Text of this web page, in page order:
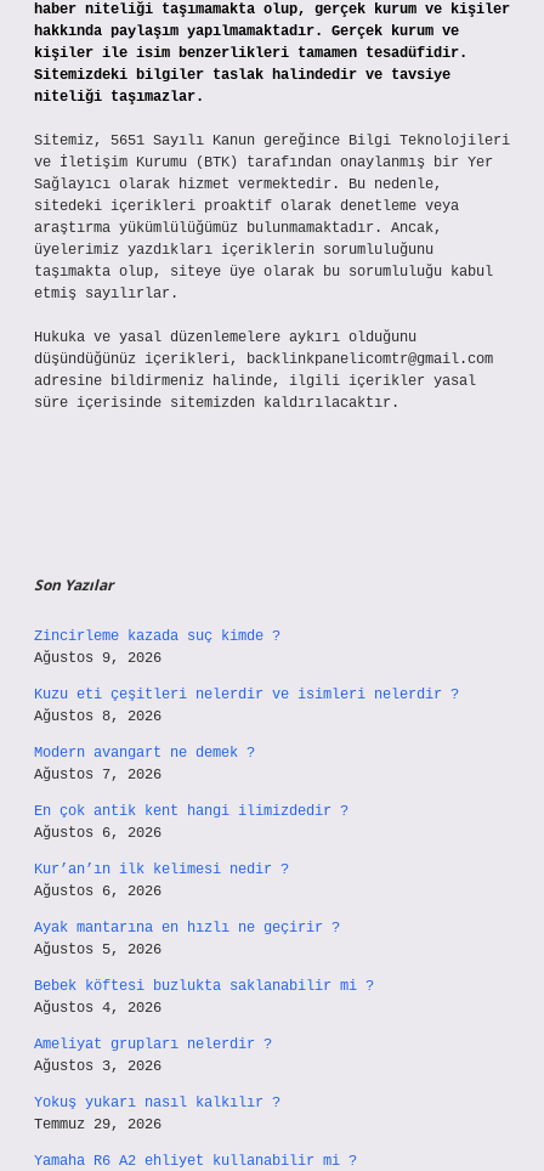
haber niteliği taşımamakta olup, gerçek kurum ve kişiler
hakkında paylaşım yapılmamaktadır. Gerçek kurum ve
kişiler ile isim benzerlikleri tamamen tesadüfidir.
Sitemizdeki bilgiler taslak halindedir ve tavsiye
niteliği taşımazlar.
Sitemiz, 5651 Sayılı Kanun gereğince Bilgi Teknolojileri
ve İletişim Kurumu (BTK) tarafından onaylanmış bir Yer
Sağlayıcı olarak hizmet vermektedir. Bu nedenle,
sitedeki içerikleri proaktif olarak denetleme veya
araştırma yükümlülüğümüz bulunmamaktadır. Ancak,
üyelerimiz yazdıkları içeriklerin sorumluluğunu
taşımakta olup, siteye üye olarak bu sorumluluğu kabul
etmiş sayılırlar.
Hukuka ve yasal düzenlemelere aykırı olduğunu
düşündüğünüz içerikleri, backlinkpanelicomtr@gmail.com
adresine bildirmeniz halinde, ilgili içerikler yasal
süre içerisinde sitemizden kaldırılacaktır.
Son Yazılar
Zincirleme kazada suç kimde ?
Ağustos 9, 2026
Kuzu eti çeşitleri nelerdir ve isimleri nelerdir ?
Ağustos 8, 2026
Modern avangart ne demek ?
Ağustos 7, 2026
En çok antik kent hangi ilimizdedir ?
Ağustos 6, 2026
Kur’an’ın ilk kelimesi nedir ?
Ağustos 6, 2026
Ayak mantarına en hızlı ne geçirir ?
Ağustos 5, 2026
Bebek köftesi buzlukta saklanabilir mi ?
Ağustos 4, 2026
Ameliyat grupları nelerdir ?
Ağustos 3, 2026
Yokuş yukarı nasıl kalkılır ?
Temmuz 29, 2026
Yamaha R6 A2 ehliyet kullanabilir mi ?